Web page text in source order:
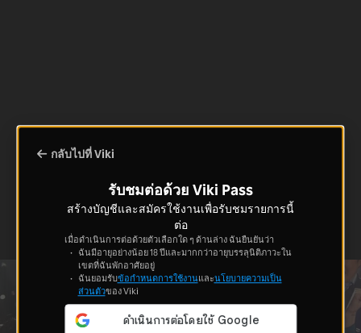
กลับไปที่ Viki
รับชมต่อด้วย Viki Pass
สร้างบัญชีและสมัครใช้งานเพื่อรับชมรายการนี้
ต่อ
เมื่อดำเนินการต่อด้วยตัวเลือกใด ๆ ด้านล่าง ฉันยืนยันว่า
ฉันมีอายุอย่างน้อย 18 ปีและมากกว่าอายุบรรลุนิติภาวะใน
เขตที่ฉันพักอาศัยอยู่
ฉันยอมรับข้อกำหนดการใช้งานและนโยบายความเป็น
ส่วนตัวของ Viki